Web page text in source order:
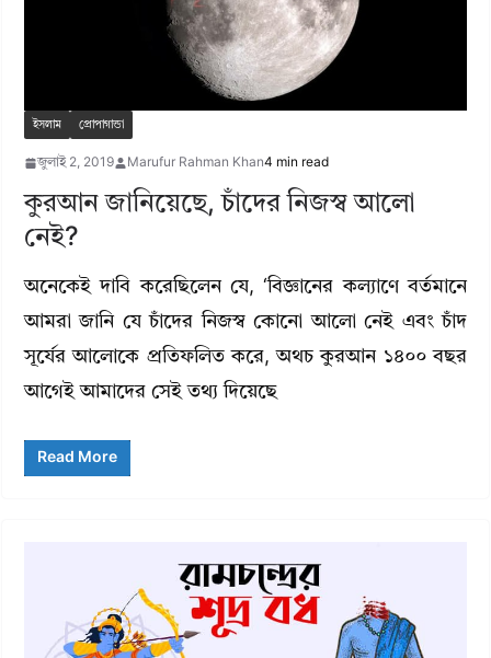
ইসলাম প্রোপাগান্ডা
জুলাই 2, 2019 Marufur Rahman Khan4 min read
কুরআন জানিয়েছে, চাঁদের নিজস্ব আলো
নেই?
অনেকেই দাবি করেছিলেন যে, ‘বিজ্ঞানের কল্যাণে বর্তমানে
আমরা জানি যে চাঁদের নিজস্ব কোনো আলো নেই এবং চাঁদ
সূর্যের আলোকে প্রতিফলিত করে, অথচ কুরআন ১৪০০ বছর
আগেই আমাদের সেই তথ্য দিয়েছে
Read More